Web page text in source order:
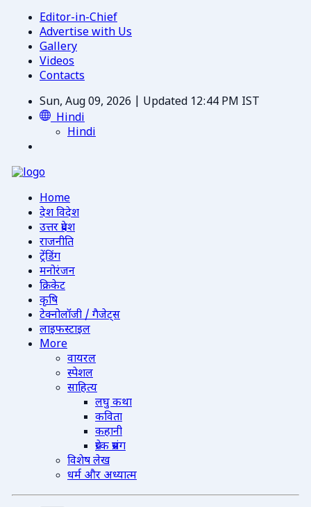
Editor-in-Chief
Advertise with Us
Gallery
Videos
Contacts
Sun, Aug 09, 2026 | Updated 12:44 PM IST
Hindi
Hindi
Home
देश विदेश
उत्तर प्रदेश
राजनीति
ट्रेंडिंग
मनोरंजन
क्रिकेट
कृषि
टेक्नोलॉजी / गैजेट्स
लाइफस्टाइल
More
वायरल
स्पेशल
साहित्य
लघु कथा
कविता
कहानी
प्रेरक प्रसंग
विशेष लेख
धर्म और अध्यात्म